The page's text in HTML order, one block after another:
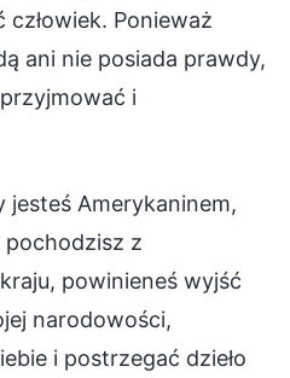
Ponieważ
ani nie posiada prawdy,
i
jesteś Amerykaninem,
z
powinieneś wyjść
narodowości,
i postrzegać dzieło